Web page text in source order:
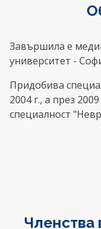
Завършила е
университет -
Придобива
2004 г., а през
специалност
Членства